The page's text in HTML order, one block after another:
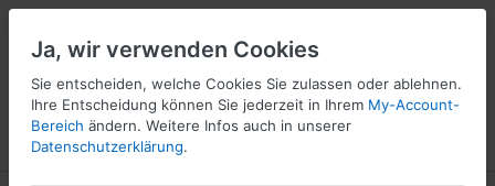
Menü Anmelden
16
Ja, wir verwenden Cookies
Sie entscheiden, welche Cookies Sie zulassen oder ablehnen.
Ihre Entscheidung können Sie jederzeit in Ihrem My-Account-
Bereich ändern. Weitere Infos auch in unserer
Datenschutzerklärung.